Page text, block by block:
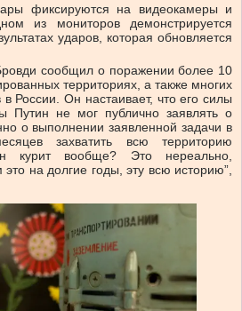
фиксируются на видеокамеры и
из мониторов демонстрируется
ударов, которая обновляется
сообщил о поражении более 10
территориях, а также многих
в России. Он настаивает, что его силы
Путин не мог публично заявлять о
о выполнении заявленной задачи в
захватить всю территорию
курит вообще? Это нереально,
на долгие годы, эту всю историю”,